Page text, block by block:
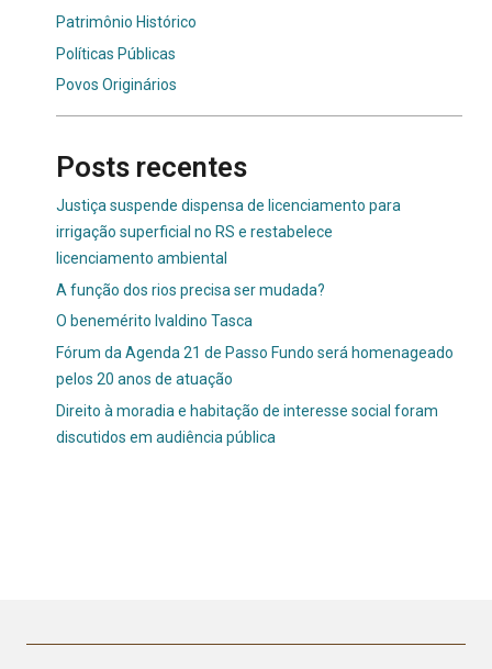
Patrimônio Histórico
Políticas Públicas
Povos Originários
Posts recentes
Justiça suspende dispensa de licenciamento para
irrigação superficial no RS e restabelece
licenciamento ambiental
A função dos rios precisa ser mudada?
O benemérito Ivaldino Tasca
Fórum da Agenda 21 de Passo Fundo será homenageado
pelos 20 anos de atuação
Direito à moradia e habitação de interesse social foram
discutidos em audiência pública